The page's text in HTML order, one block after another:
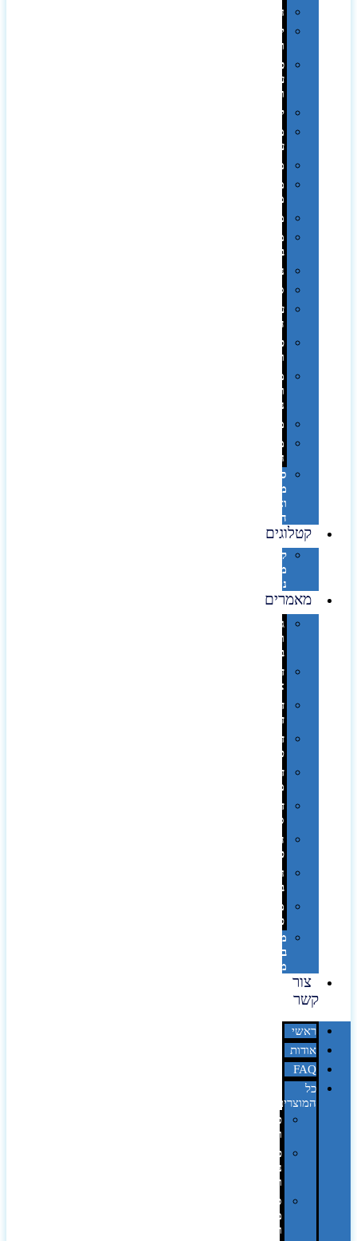
חגים
יין
ומארזים
כלי
עבודה
ופנסים
למטבח
מוצרי
עור
מחברות
מחזיקי
מפתחות
משחקים
מתנה
בפחית
נסיעות
ספורט
על
השולחן…
פינוק
וספא
מזוודות
ותיקי
נסיעות
מטריות
מוצרי
חוף
סביבת
מחשב
וציוד
היקפי
קטלוגים
קטלוג
מוצרי
נייר
מאמרים
גימורים
והשבחות
בדפוס
דפוס
אופסט
דפוס
דיגיטלי
דפוס
טמפון
דפוס
משי
דפוס
סובלימציה
הדפס
פרוצס
חריטה
בלייזר
מהו
פנטון?
מיתוג
באמצעות
מדבקות
צור
קשר
ראשי
אודות
FAQ
כל
המוצרים
טכנולוגיה
וגאדג'טים
פנאי,
נופש
ונסיעות
סביבת
משרד
ופרימיום